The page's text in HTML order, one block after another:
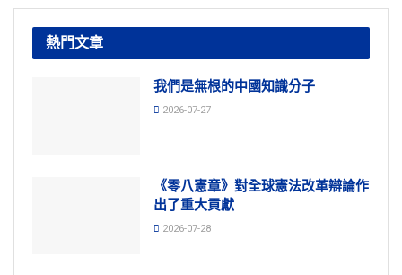
熱門文章
我們是無根的中國知識分子
2026-07-27
《零八憲章》對全球憲法改革辯論作
出了重大貢獻
2026-07-28